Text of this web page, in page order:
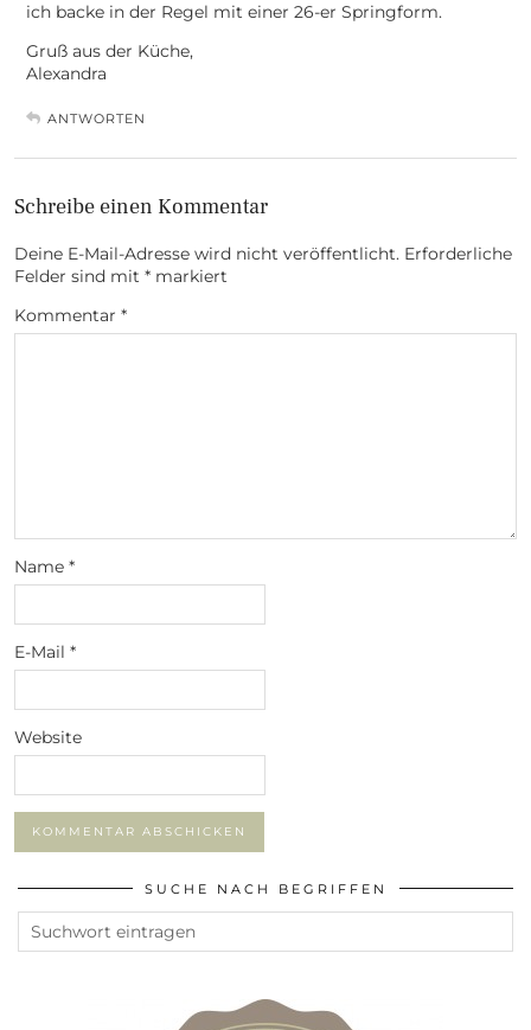
ich backe in der Regel mit einer 26-er Springform.
Gruß aus der Küche,
Alexandra
ANTWORTEN
Schreibe einen Kommentar
Deine E-Mail-Adresse wird nicht veröffentlicht. Erforderliche
Felder sind mit * markiert
Kommentar *
Name *
E-Mail *
Website
SUCHE NACH BEGRIFFEN